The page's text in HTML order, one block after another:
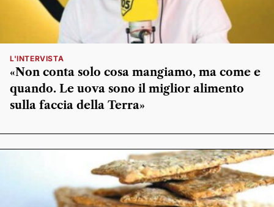
L'INTERVISTA
«Non conta solo cosa mangiamo, ma come e
quando. Le uova sono il miglior alimento
sulla faccia della Terra»